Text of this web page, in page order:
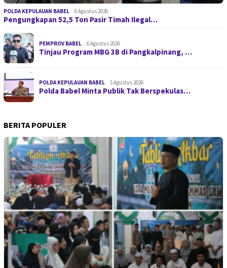
POLDA KEPULAUAN BABEL 6 Agustus 2026
Pengungkapan 52,5 Ton Pasir Timah Ilegal…
PEMPROV BABEL 6 Agustus 2026
Tinjau Program MBG 3B di Pangkalpinang, …
POLDA KEPULAUAN BABEL 5 Agustus 2026
Polda Babel Minta Publik Tak Berspekulas…
BERITA POPULER